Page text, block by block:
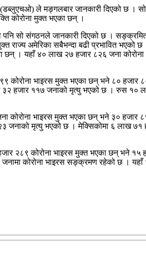
ले मङ्गलबार जानकारी दिएको छ ।
कोरोना मुक्त भएका छन् ।
पनि सो संगठनले जानकारी दिएको छ ।
अमेरिका सबैभन्दा बढी प्रभावित भएको
। यहाँ ४० लाख २७ हजार ८२६ जना
भाइरस मुक्त भएका छन् भने ८० हजार
हजार ११७ जनाको मृत्यु भएको छ । रुस १०
भाइरस मुक्त भएका छन् भने ३० हजार
मृत्यु भएको छ । मेक्सिकोमा ६ लाख
२८९ कोरोना भाइरस मुक्त भएका छन् भने
कोरोना भाइरस सङ्क्रमण रहेको छ ।